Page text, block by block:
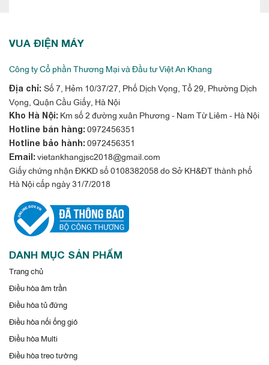
Cánh tản nhiệt dàn nóng được xử lý
chống ăn mòn
Để nâng cao độ bền bằng cách cải thiện khả năng chịu đựng
ăn mòn do muối và ô nhiễm không khí, dàn trao đổi nhiệt được
xử lý chống ăn mòn (đã được xử lý sơ bộ bằng acryl) được sử
dụng cho dàn trao đổi nhiệt tại dàn nóng.
VUA ĐIỆN MÁY
Công ty Cổ phần Thương Mại và Đầu tư Việt An Khang
Địa chỉ: Số 7, Hẻm 10/37/27, Phố Dịch Vọng, Tổ 29, Phường Dịch
Vọng, Quận Cầu Giấy, Hà Nội
Kho Hà Nội: Km số 2 đường xuân Phương - Nam Từ Liêm - Hà Nội
Hotline bán hàng: 0972456351
Hotline bảo hành: 0972456351
Email: vietankhangjsc2018@gmail.com
Giấy chứng nhận ĐKKD số 0108382058 do Sở KH&ĐT thành phố
Hà Nội cấp ngày 31/7/2018
DANH MỤC SẢN PHẨM
Trang chủ
Điều hòa âm trần
Điều hòa tủ đứng
Điều hòa nối ống gió
Điều hòa Multi
Điều hòa treo tường